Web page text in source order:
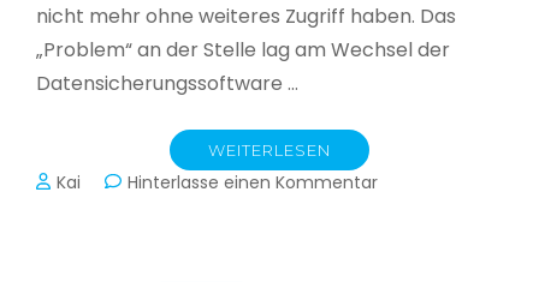
nicht mehr ohne weiteres Zugriff haben. Das
„Problem“ an der Stelle lag am Wechsel der
Datensicherungssoftware …
WEITERLESEN
Kai Hinterlasse einen Kommentarzu